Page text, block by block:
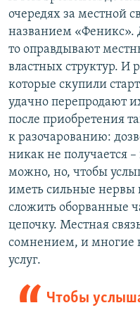
очередях за местной
названием «Феникс».
то оправдывают
властных структур. И
которые скупили
удачно перепродают
после приобретения
к разочарованию:
никак не получается –
можно, но, чтобы
иметь сильные нервы
сложить оборванные
цепочку. Местная
сомнением, и многие в
услуг.
Чтобы